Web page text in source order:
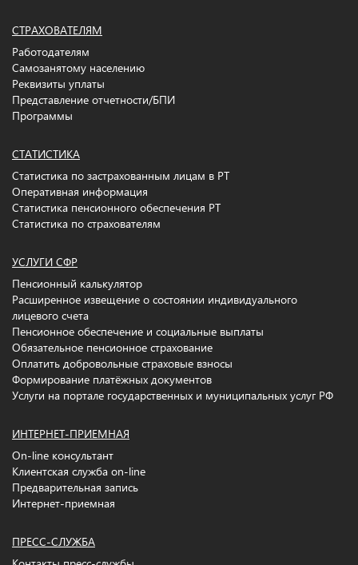
СТРАХОВАТЕЛЯМ
Работодателям
Самозанятому населению
Реквизиты уплаты
Представление отчетности/БПИ
Программы
СТАТИСТИКА
Статистика по застрахованным лицам в РТ
Оперативная информация
Статистика пенсионного обеспечения РТ
Статистика по страхователям
УСЛУГИ СФР
Пенсионный калькулятор
Расширенное извещение о состоянии индивидуального
лицевого счета
Пенсионное обеспечение и социальные выплаты
Обязательное пенсионное страхование
Оплатить добровольные страховые взносы
Формирование платёжных документов
Услуги на портале государственных и муниципальных услуг РФ
ИНТЕРНЕТ-ПРИЕМНАЯ
On-line консультант
Клиентская служба on-line
Предварительная запись
Интернет-приемная
ПРЕСС-СЛУЖБА